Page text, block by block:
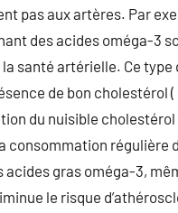
pas aux artères. Par
des acides oméga-3
santé artérielle. Ce type
de bon cholestérol (
du nuisible cholestérol
consommation régulière
gras oméga-3,
le risque